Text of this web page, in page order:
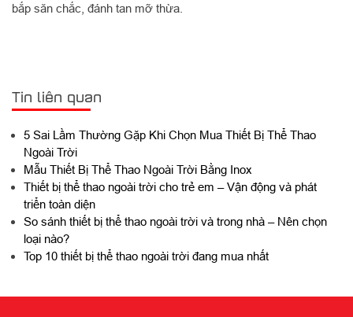
bắp săn chắc, đánh tan mỡ thừa.
Tin liên quan
5 Sai Lầm Thường Gặp Khi Chọn Mua Thiết Bị Thể Thao
Ngoài Trời
Mẫu Thiết Bị Thể Thao Ngoài Trời Bằng Inox
Thiết bị thể thao ngoài trời cho trẻ em – Vận động và phát
triển toàn diện
So sánh thiết bị thể thao ngoài trời và trong nhà – Nên chọn
loại nào?
Top 10 thiết bị thể thao ngoài trời đang mua nhất